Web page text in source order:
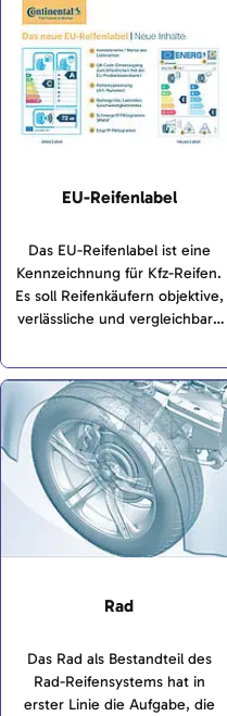
EU-Reifenlabel
Das EU-Reifenlabel ist eine
Kennzeichnung für Kfz-Reifen.
Es soll Reifenkäufern objektive,
verlässliche und vergleichbare
stellen und ermöglichen,
verschiedene Reifenmodelle zu
vergleichen.
Rad
Das Rad als Bestandteil des
Rad-Reifensystems hat in
erster Linie die Aufgabe, die